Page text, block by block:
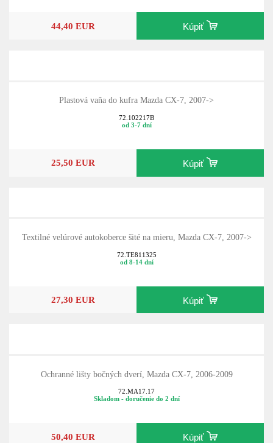
44,40 EUR Kúpiť
Plastová vaňa do kufra Mazda CX-7, 2007->
72.102217B
od 3-7 dní
25,50 EUR Kúpiť
Textilné velúrové autokoberce šité na mieru, Mazda CX-7, 2007->
72.TE811325
od 8-14 dní
27,30 EUR Kúpiť
Ochranné lišty bočných dverí, Mazda CX-7, 2006-2009
72.MA17.17
Skladom - doručenie do 2 dní
50,40 EUR Kúpiť